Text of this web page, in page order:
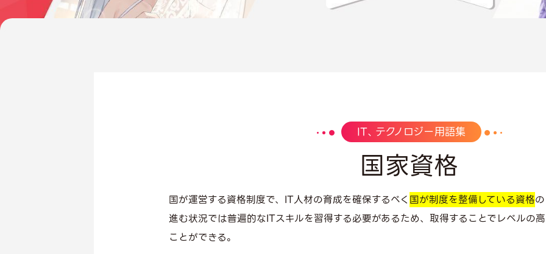
IT、テクノロジー用語集
国家資格
国が運営する資格制度で、IT人材の育成を確保するべく 国が制度を整備している資格
進む状況では普遍的なITスキルを習得する必要があるため、取得することでレベルの
ことができる。